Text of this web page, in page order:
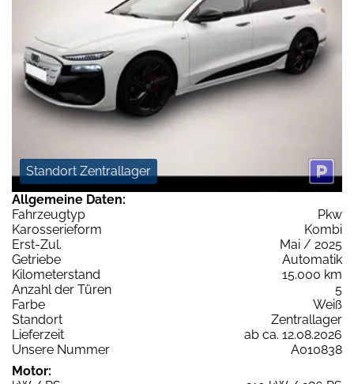
Standort Zentrallager
Allgemeine Daten:
Fahrzeugtyp
Pkw
Karosserieform
Kombi
Erst-Zul.
Mai / 2025
Getriebe
Automatik
Kilometerstand
15.000 km
Anzahl der Türen
5
Farbe
Weiß
Standort
Zentrallager
Lieferzeit
ab ca. 12.08.2026
Unsere Nummer
A010838
Motor: